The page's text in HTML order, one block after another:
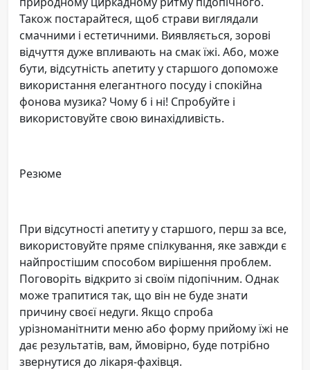
Також постарайтеся, щоб страви виглядали
смачними і естетичними. Виявляється, зорові
відчуття дуже впливають на смак їжі. Або, може
бути, відсутність апетиту у старшого допоможе
використання елегантного посуду і спокійна
фонова музика? Чому б і ні! Спробуйте і
використовуйте свою винахідливість.
Резюме
При відсутності апетиту у старшого, перш за все,
використовуйте пряме спілкування, яке завжди є
найпростішим способом вирішення проблем.
Поговоріть відкрито зі своїм підопічним. Однак
може трапитися так, що він не буде знати
причину своєї недуги. Якщо спроба
урізноманітнити меню або форму прийому їжі не
дає результатів, вам, ймовірно, буде потрібно
звернутися до лікаря-фахівця.